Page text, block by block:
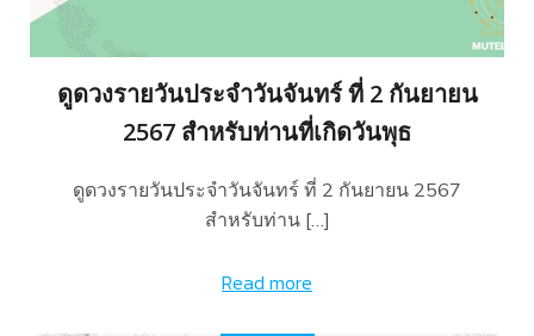
ดูดวงรายวันประจำวันจันทร์ ที่ 2 กันยายน
2567 สำหรับท่านที่เกิดวันพุธ
ดูดวงรายวันประจำวันจันทร์ ที่ 2 กันยายน 2567
สำหรับท่าน […]
Read more